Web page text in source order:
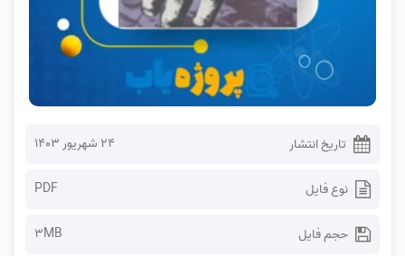
تاریخ انتشار ۲۴ شهریور ۱۴۰۳
نوع فایل PDF
حجم فایل 3MB